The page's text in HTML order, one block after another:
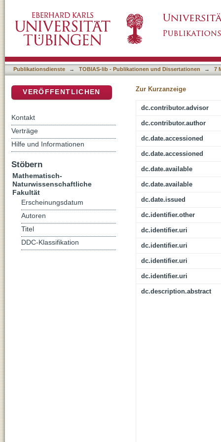
Publikationsdienste → TOBIAS-lib - Publikationen und Dissertationen → 7
Zur Kurzanzeige
dc.contributor.advisor
dc.contributor.author
dc.date.accessioned
dc.date.accessioned
dc.date.available
dc.date.available
dc.date.issued
dc.identifier.other
dc.identifier.uri
dc.identifier.uri
dc.identifier.uri
dc.identifier.uri
dc.description.abstract
VERÖFFENTLICHEN
Kontakt
Verträge
Hilfe und Informationen
Stöbern
Mathematisch-
Naturwissenschaftliche
Fakultät
Erscheinungsdatum
Autoren
Titel
DDC-Klassifikation